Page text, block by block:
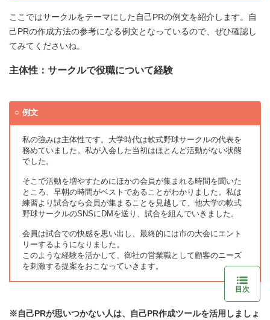
ここではサークルをテーマにした自己PRの例文を紹介します。自
己PRの作成方法の参考になる例文となっているので、ぜひ確認し
てみてくださいね。
主体性：サークルで役職について経験
例文
私の強みは主体性です。大学時代は軟式野球サークルの代表を
務めていました。私が入会した当初はほとんど活動がない状態
でした。
そこで活動を増やすためにほかの会員が集まれる時間を聞いた
ところ、早朝の時間がベストであることがわかりました。私は
練習より試合なら会員が集まることを見越して、他大学の軟式
野球サークルのSNSにDMを送り、試合を組んでいきました。
会員は試合での快感を思い出し、最終的には市の大会にエント
リーするようになりました。
このような経験を活かして、御社の営業職として顧客のニーズ
を刺激する提案をおこなっていきます。
※自己PRが思いつかない人は、自己PR作成ツールを活用しましょ
目次